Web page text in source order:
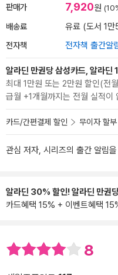
판매가 7,920원
배송료 유료 (도서 1
전자책 전자책 출간알
알라딘 만권당 삼성카드, 알라딘
최대 1만원 또는 2만원 할인(전
급월 +1개월까지는 전월 실적이
카드/간편결제 할인 무이자 할부
관심 저자, 시리즈의 출간 알림
알라딘 30% 할인! 알라딘 만권
카드혜택 15% + 이벤트혜택
8